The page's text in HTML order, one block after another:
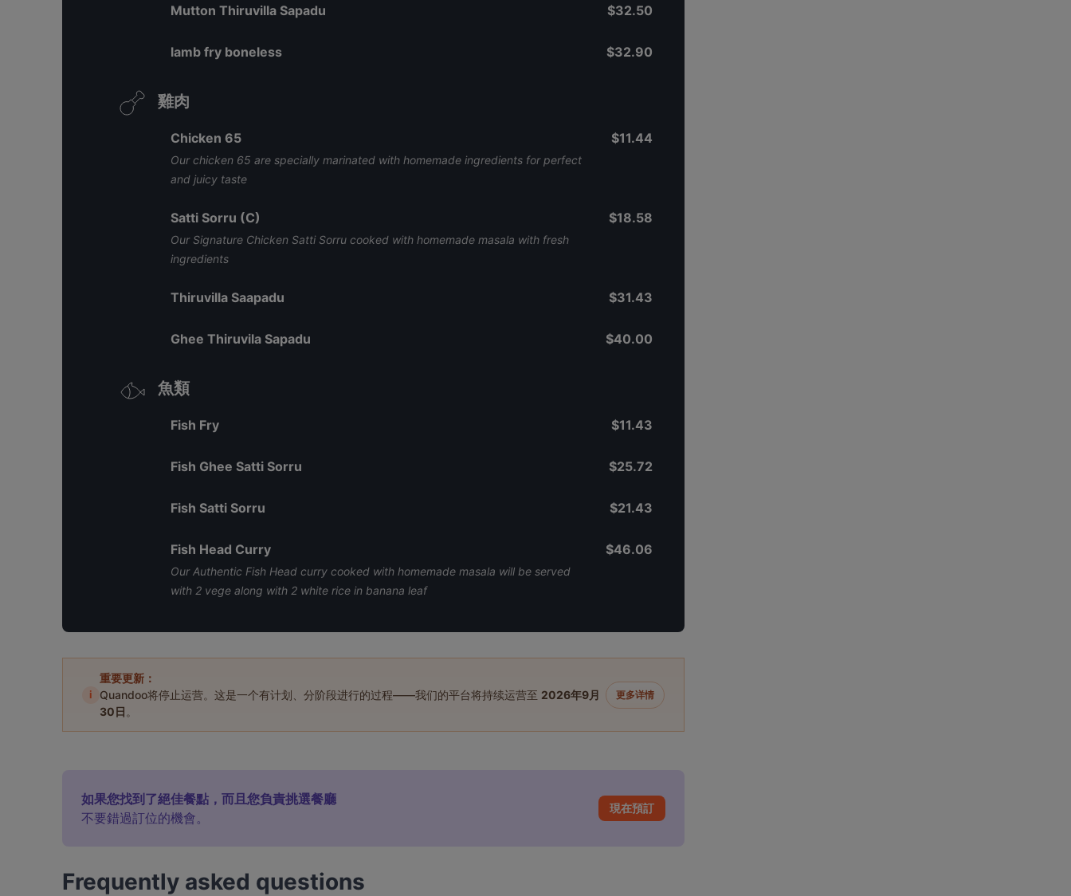
Mutton Thiruvilla Sapadu $32.50
lamb fry boneless $32.90
雞肉
Chicken 65
Our chicken 65 are specially marinated with homemade ingredients for perfect
and juicy taste
$11.44
Satti Sorru (C)
Our Signature Chicken Satti Sorru cooked with homemade masala with fresh
ingredients
$18.58
Thiruvilla Saapadu $31.43
Ghee Thiruvila Sapadu $40.00
魚類
Fish Fry $11.43
Fish Ghee Satti Sorru $25.72
Fish Satti Sorru $21.43
Fish Head Curry
Our Authentic Fish Head curry cooked with homemade masala will be served
with 2 vege along with 2 white rice in banana leaf
$46.06
i
重要更新：
Quandoo将停止运营。这是一个有计划、分阶段进行的过程——我们的平台将持续运营至 2026年9月
30日 。
更多详情
如果您找到了絕佳餐點，而且您負責挑選餐廳
不要錯過訂位的機會。
現在預訂
Frequently asked questions